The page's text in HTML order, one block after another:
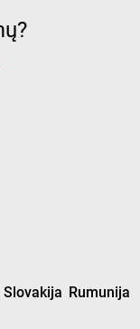
Slovakija Rumunija